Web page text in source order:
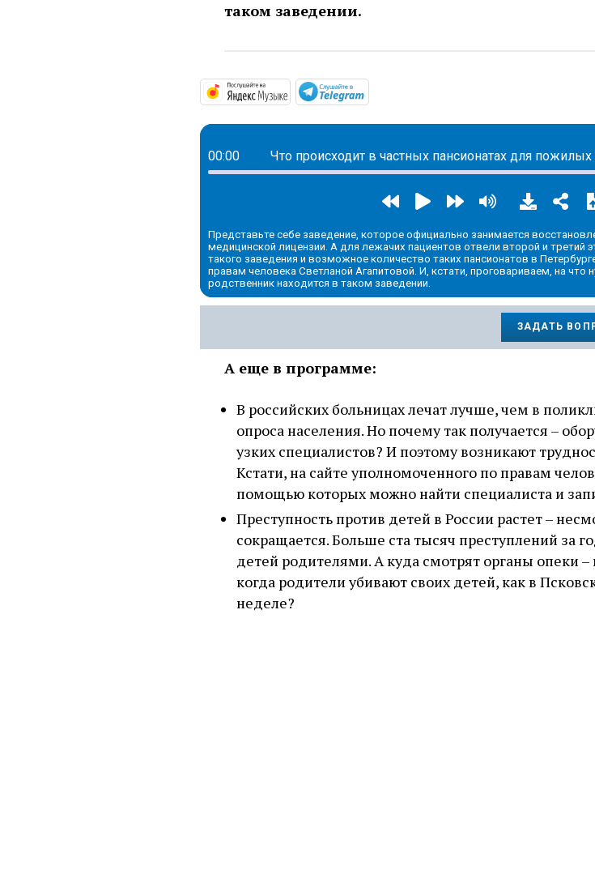
таком заведении.
https://music.yandex.ru/album/32683664/
00:00 Что происходит в частных пансионатах для
Представьте себе заведение, которое официально занимается
медицинской лицензии. А для лежачих пациентов отвели второй и третий
такого заведения и возможное количество таких пансионатов в
правам человека Светланой Агапитовой. И, кстати, проговариваем, на
родственник находится в таком заведении.
ЗАДАТЬ
А еще в программе:
В российских больницах лечат лучше, чем в
опроса населения. Но почему так получается –
узких специалистов? И поэтому возникают
Кстати, на сайте уполномоченного по правам
помощью которых можно найти специалиста и
Преступность против детей в России растет –
сокращается. Больше ста тысяч преступлений за
детей родителями. А куда смотрят органы опеки –
когда родители убивают своих детей, как в
неделе?